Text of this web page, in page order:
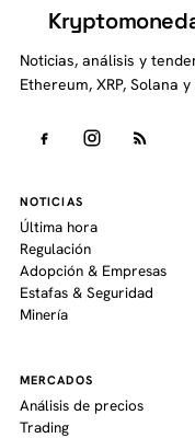
Noticias, análisis y
Ethereum, XRP, Solana y
NOTICIAS
Última hora
Regulación
Adopción & Empresas
Estafas & Seguridad
Minería
MERCADOS
Análisis de precios
Trading